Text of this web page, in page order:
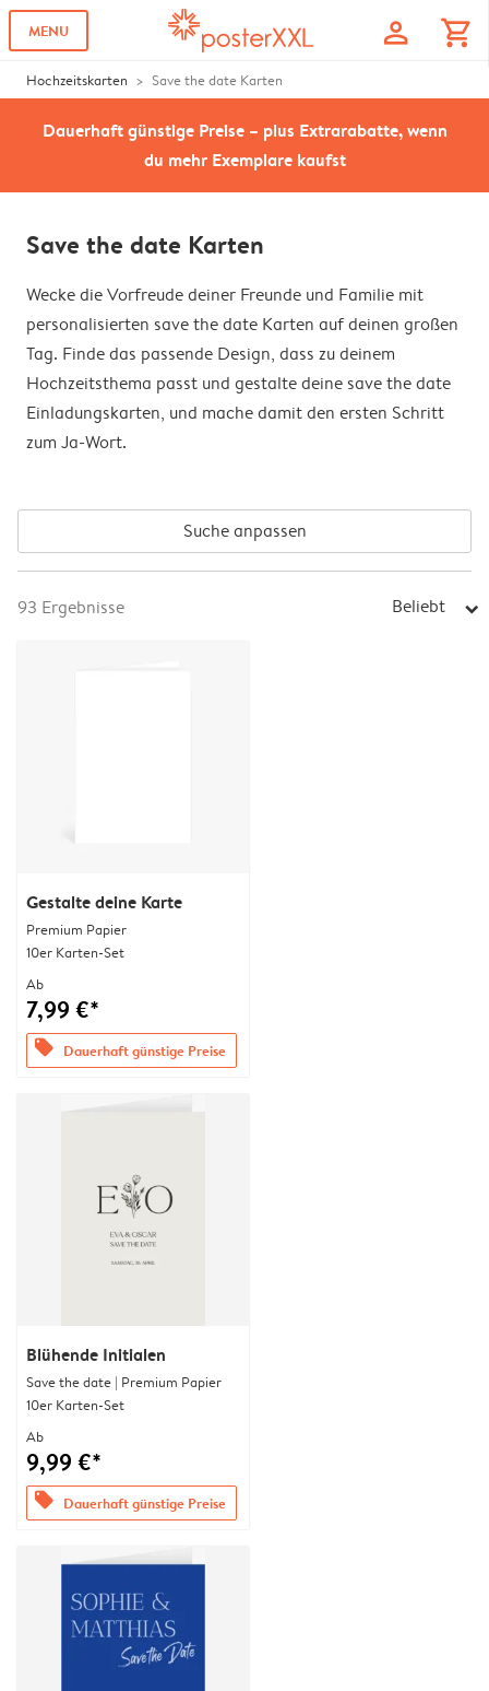
MENU profile shopping_cart
Hochzeitskarten Save the date Karten
Dauerhaft günstige Preise – plus Extrarabatte, wenn
du mehr Exemplare kaufst
Save the date Karten
Wecke die Vorfreude deiner Freunde und Familie mit
personalisierten save the date Karten auf deinen großen
Tag. Finde das passende Design, dass zu deinem
Hochzeitsthema passt und gestalte deine save the date
Einladungskarten, und mache damit den ersten Schritt
zum Ja-Wort.
Suche anpassen
93 Ergebnisse Beliebt arrow_right
Gestalte deine Karte
Premium Papier
10er Karten-Set
Ab
7,99 €*
offers Dauerhaft günstige Preise
Blühende Initialen
Save the date | Premium Papier
10er Karten-Set
Ab
9,99 €*
offers Dauerhaft günstige Preise